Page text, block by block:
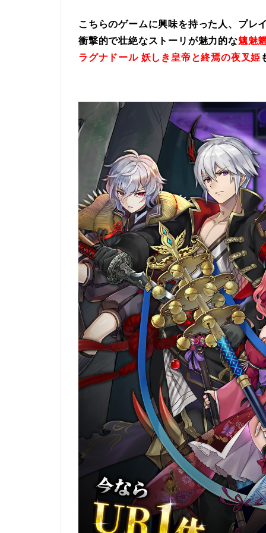
こちらのゲームに興味を持った人、プレ
衝撃的で壮絶なストーリが魅力的な魑魅
ラグナドール 妖しき皇帝と終焉の夜叉姫